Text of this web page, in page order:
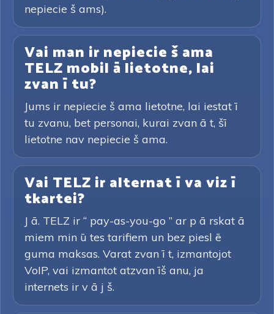
nepiecie š ams).
Vai man ir nepiecie š ama
TELZ mobil ā lietotne, lai
zvan ī tu?
Jums ir nepiecie š ama lietotne, lai iestat ī
tu zvanu, bet personai, kurai zvan ā t, šī
lietotne nav nepiecie š ama.
Vai TELZ ir alternat ī va viz ī
tkartei?
J ā. TELZ ir “ pay-as-you-go ” ar p ā rskat ā
miem min ū tes tarifiem un bez piesl ē
guma maksas. Varat zvan ī t, izmantojot
VoIP, vai izmantot atzvan īš anu, ja
internets ir v ā j š.